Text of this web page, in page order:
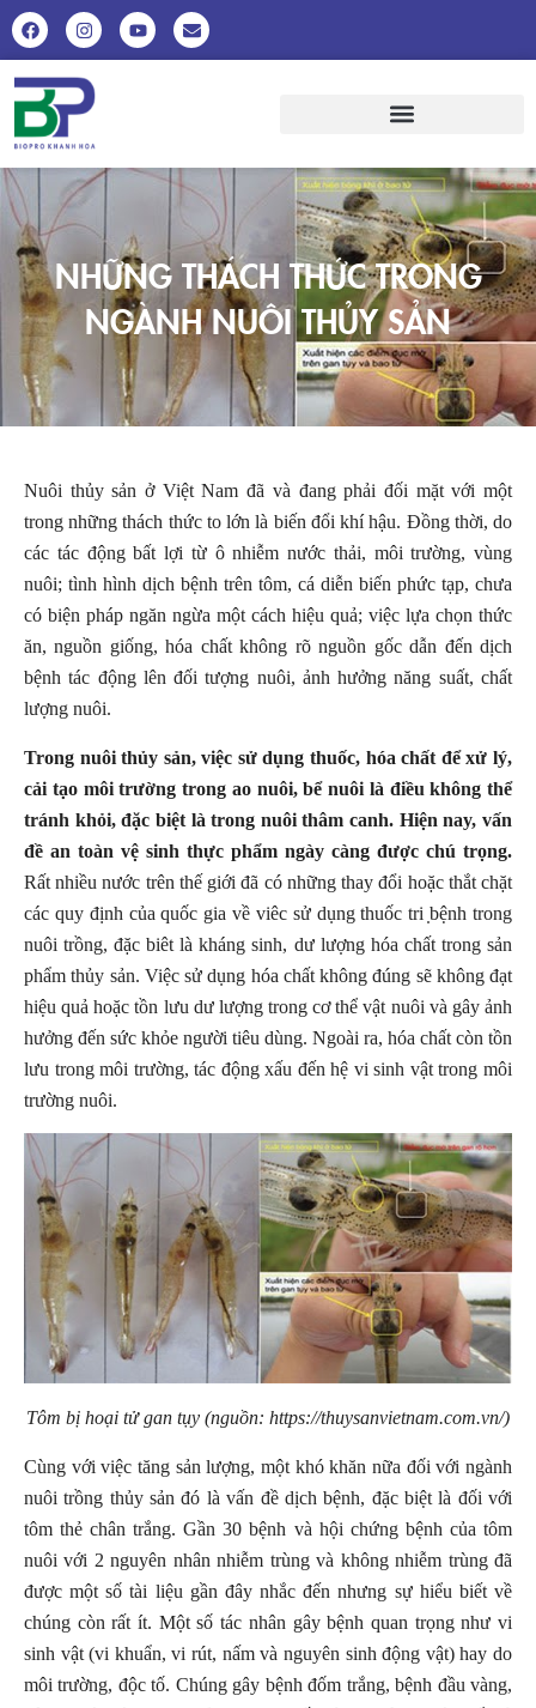
NHỮNG THÁCH THỨC TRONG
NGÀNH NUÔI THỦY SẢN
Nuôi thủy sản ở Việt Nam đã và đang phải đối mặt với một
trong những thách thức to lớn là biến đổi khí hậu. Đồng thời, do
các tác động bất lợi từ ô nhiễm nước thải, môi trường, vùng
nuôi; tình hình dịch bệnh trên tôm, cá diễn biến phức tạp, chưa
có biện pháp ngăn ngừa một cách hiệu quả; việc lựa chọn thức
ăn, nguồn giống, hóa chất không rõ nguồn gốc dẫn đến dịch
bệnh tác động lên đối tượng nuôi, ảnh hưởng năng suất, chất
lượng nuôi.
Trong nuôi thủy sản, việc sử dụng thuốc, hóa chất để xử lý,
cải tạo môi trường trong ao nuôi, bể nuôi là điều không thể
tránh khỏi, đặc biệt là trong nuôi thâm canh. Hiện nay, vấn
đề an toàn vệ sinh thực phẩm ngày càng được chú trọng.
Rất nhiều nước trên thế giới đã có những thay đổi hoặc thắt chặt
các quy định của quốc gia về viêc sử dụng thuốc tri ̣bệnh trong
nuôi trồng, đặc biêt là kháng sinh, dư lượng hóa chất trong sản
phẩm thủy sản. Việc sử dụng hóa chất không đúng sẽ không đạt
hiệu quả hoặc tồn lưu dư lượng trong cơ thể vật nuôi và gây ảnh
hưởng đến sức khỏe người tiêu dùng. Ngoài ra, hóa chất còn tồn
lưu trong môi trường, tác động xấu đến hệ vi sinh vật trong môi
trường nuôi.
Tôm bị hoại tử gan tụy (nguồn: https://thuysanvietnam.com.vn/)
Cùng với việc tăng sản lượng, một khó khăn nữa đối với ngành
nuôi trồng thủy sản đó là vấn đề dịch bệnh, đặc biệt là đối với
tôm thẻ chân trắng. Gần 30 bệnh và hội chứng bệnh của tôm
nuôi với 2 nguyên nhân nhiễm trùng và không nhiễm trùng đã
được một số tài liệu gần đây nhắc đến nhưng sự hiểu biết về
chúng còn rất ít. Một số tác nhân gây bệnh quan trọng như vi
sinh vật (vi khuẩn, vi rút, nấm và nguyên sinh động vật) hay do
môi trường, độc tố. Chúng gây bệnh đốm trắng, bệnh đầu vàng,